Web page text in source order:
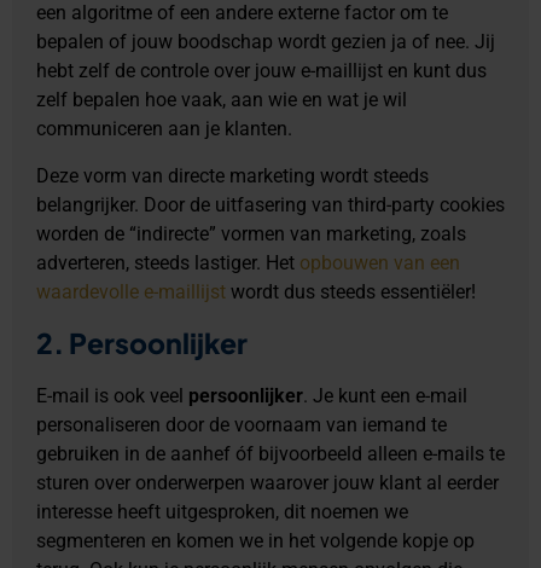
een algoritme of een andere externe factor om te
bepalen of jouw boodschap wordt gezien ja of nee. Jij
hebt zelf de controle over jouw e-maillijst en kunt dus
zelf bepalen hoe vaak, aan wie en wat je wil
communiceren aan je klanten.
Deze vorm van directe marketing wordt steeds
belangrijker. Door de uitfasering van third-party cookies
worden de “indirecte” vormen van marketing, zoals
adverteren, steeds lastiger. Het opbouwen van een
waardevolle e-maillijst wordt dus steeds essentiëler!
2. Persoonlijker
E-mail is ook veel persoonlijker. Je kunt een e-mail
personaliseren door de voornaam van iemand te
gebruiken in de aanhef óf bijvoorbeeld alleen e-mails te
sturen over onderwerpen waarover jouw klant al eerder
interesse heeft uitgesproken, dit noemen we
segmenteren en komen we in het volgende kopje op